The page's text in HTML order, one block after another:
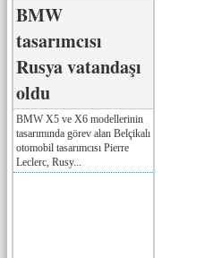
BMW
tasarımcısı
Rusya vatandaşı
oldu
BMW X5 ve X6 modellerinin
tasarımında görev alan Belçikalı
otomobil tasarımcısı Pierre
Leclerc, Rusy...